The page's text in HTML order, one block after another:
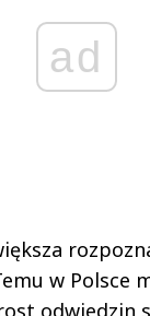
ad
w Polsce
odwiedzin